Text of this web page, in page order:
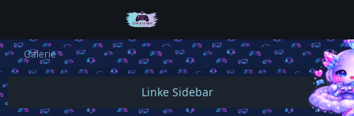
Galerie